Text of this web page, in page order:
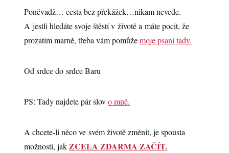
Poněvadž… cesta bez překážek…nikam nevede.
A jestli hledáte svoje štěstí v životě a máte pocit, že
prozatím marně, třeba vám pomůžemoje psaní tady.
Od srdce do srdce Baru
PS: Tady najdete pár slovo mně.
A chcete-li něco ve svém životě změnit, je spousta
možností, jakZCELA ZDARMA ZAČÍT.